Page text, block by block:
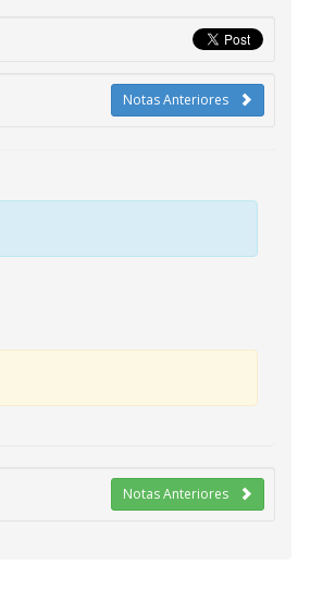
Notas Anteriores
Notas Anteriores